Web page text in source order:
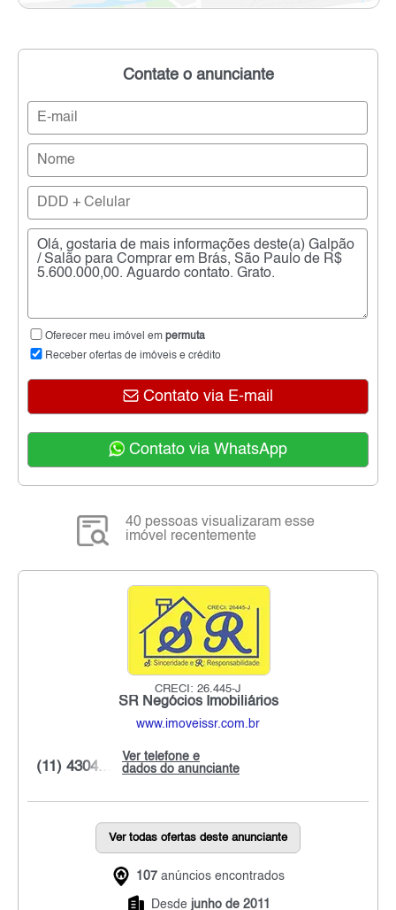
Contate o anunciante
Oferecer meu imóvel em permuta
Receber ofertas de imóveis e crédito
Contato via E-mail
Contato via WhatsApp
40 pessoas visualizaram esse
imóvel recentemente
CRECI: 26.445-J
SR Negócios Imobiliários
www.imoveissr.com.br
Ver telefone e
dados do anunciante
(11) 4304...
Ver todas ofertas deste anunciante
107 anúncios encontrados
Desde junho de 2011